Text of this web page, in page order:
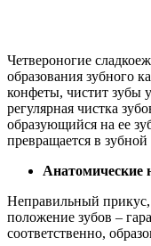
Четвероногие
образования зубного
конфеты, чистит зубы
регулярная чистка
образующийся на ее
превращается в зубной
Анатомические
Неправильный
положение зубов –
соответственно,